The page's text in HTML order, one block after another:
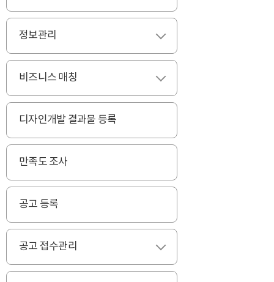
정보관리
비즈니스 매칭
디자인개발 결과물 등록
만족도 조사
공고 등록
공고 접수관리